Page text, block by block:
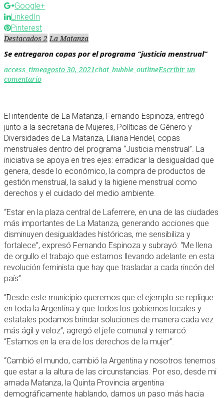
Google+
LinkedIn
Pinterest
Destacados 2 La Matanza
Se entregaron copas por el programa “justicia menstrual”
access_timeagosto 30, 2021chat_bubble_outlineEscribir un
comentario
El intendente de La Matanza, Fernando Espinoza, entregó
junto a la secretaria de Mujeres, Políticas de Género y
Diversidades de La Matanza, Liliana Hendel, copas
menstruales dentro del programa “Justicia menstrual”. La
iniciativa se apoya en tres ejes: erradicar la desigualdad que
genera, desde lo económico, la compra de productos de
gestión menstrual, la salud y la higiene menstrual como
derechos y el cuidado del medio ambiente.
“Estar en la plaza central de Laferrere, en una de las ciudades
más importantes de La Matanza, generando acciones que
disminuyen desigualdades históricas, me sensibiliza y
fortalece”, expresó Fernando Espinoza y subrayó: “Me llena
de orgullo el trabajo que estamos llevando adelante en esta
revolución feminista que hay que trasladar a cada rincón del
país”.
“Desde este municipio queremos que el ejemplo se replique
en toda la Argentina y que todos los gobiernos locales y
estatales podamos brindar soluciones de manera cada vez
más ágil y veloz”, agregó el jefe comunal y remarcó:
“Estamos en la era de los derechos de la mujer”.
“Cambió el mundo, cambió la Argentina y nosotros tenemos
que estar a la altura de las circunstancias. Por eso, desde mi
amada Matanza, la Quinta Provincia argentina
demográficamente hablando, damos un paso más hacia